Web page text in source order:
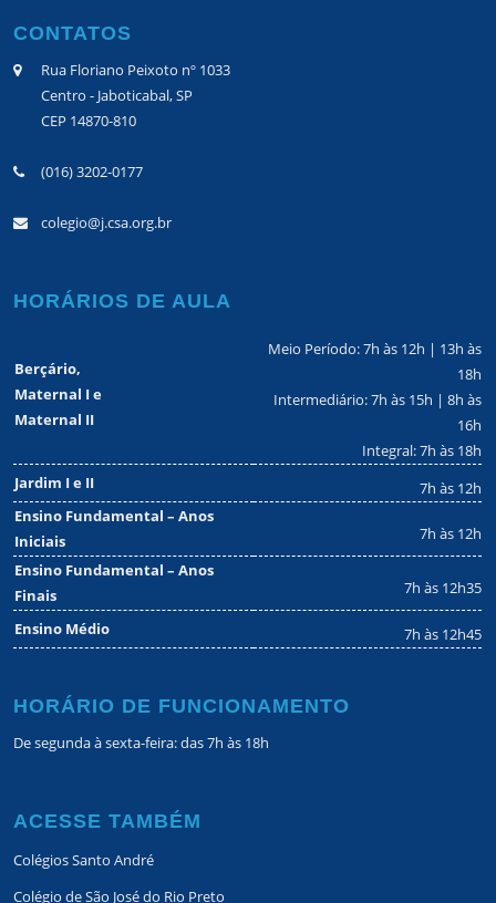
CONTATOS
Rua Floriano Peixoto nº 1033
Centro - Jaboticabal, SP
CEP 14870-810
(016) 3202-0177
colegio@j.csa.org.br
HORÁRIOS DE AULA
Berçário,
Maternal I e
Maternal II
Meio Período: 7h às 12h | 13h às
18h
Intermediário: 7h às 15h | 8h às
16h
Integral: 7h às 18h
Jardim I e II
7h às 12h
Ensino Fundamental – Anos
Iniciais
7h às 12h
Ensino Fundamental – Anos
Finais
7h às 12h35
Ensino Médio 7h às 12h45
HORÁRIO DE FUNCIONAMENTO
De segunda à sexta-feira: das 7h às 18h
ACESSE TAMBÉM
Colégios Santo André
Colégio de São José do Rio Preto